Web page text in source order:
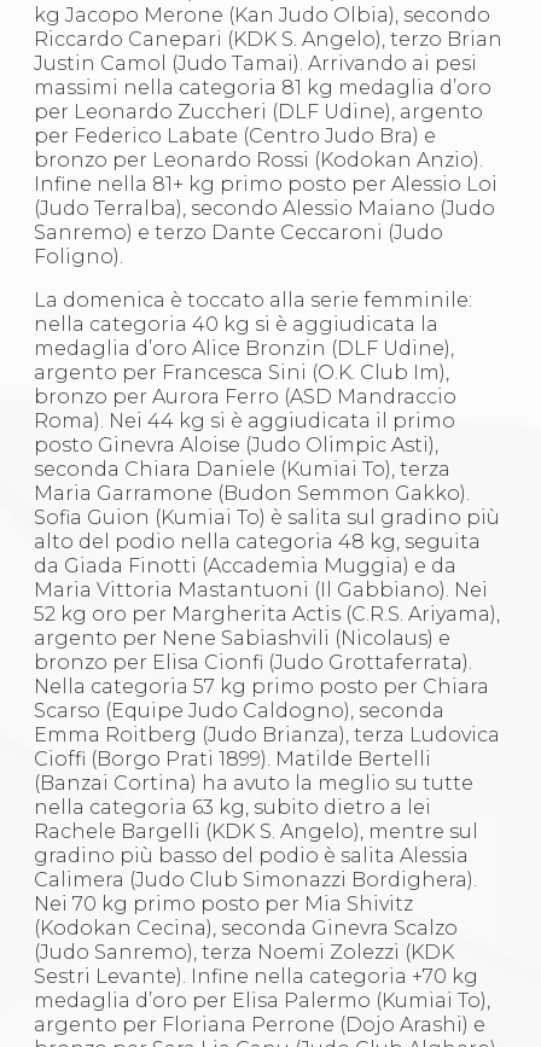
kg Jacopo Merone (Kan Judo Olbia), secondo
Riccardo Canepari (KDK S. Angelo), terzo Brian
Justin Camol (Judo Tamai). Arrivando ai pesi
massimi nella categoria 81 kg medaglia d’oro
per Leonardo Zuccheri (DLF Udine), argento
per Federico Labate (Centro Judo Bra) e
bronzo per Leonardo Rossi (Kodokan Anzio).
Infine nella 81+ kg primo posto per Alessio Loi
(Judo Terralba), secondo Alessio Maiano (Judo
Sanremo) e terzo Dante Ceccaroni (Judo
Foligno).
La domenica è toccato alla serie femminile:
nella categoria 40 kg si è aggiudicata la
medaglia d’oro Alice Bronzin (DLF Udine),
argento per Francesca Sini (O.K. Club Im),
bronzo per Aurora Ferro (ASD Mandraccio
Roma). Nei 44 kg si è aggiudicata il primo
posto Ginevra Aloise (Judo Olimpic Asti),
seconda Chiara Daniele (Kumiai To), terza
Maria Garramone (Budon Semmon Gakko).
Sofia Guion (Kumiai To) è salita sul gradino più
alto del podio nella categoria 48 kg, seguita
da Giada Finotti (Accademia Muggia) e da
Maria Vittoria Mastantuoni (Il Gabbiano). Nei
52 kg oro per Margherita Actis (C.R.S. Ariyama),
argento per Nene Sabiashvili (Nicolaus) e
bronzo per Elisa Cionfi (Judo Grottaferrata).
Nella categoria 57 kg primo posto per Chiara
Scarso (Equipe Judo Caldogno), seconda
Emma Roitberg (Judo Brianza), terza Ludovica
Cioffi (Borgo Prati 1899). Matilde Bertelli
(Banzai Cortina) ha avuto la meglio su tutte
nella categoria 63 kg, subito dietro a lei
Rachele Bargelli (KDK S. Angelo), mentre sul
gradino più basso del podio è salita Alessia
Calimera (Judo Club Simonazzi Bordighera).
Nei 70 kg primo posto per Mia Shivitz
(Kodokan Cecina), seconda Ginevra Scalzo
(Judo Sanremo), terza Noemi Zolezzi (KDK
Sestri Levante). Infine nella categoria +70 kg
medaglia d’oro per Elisa Palermo (Kumiai To),
argento per Floriana Perrone (Dojo Arashi) e